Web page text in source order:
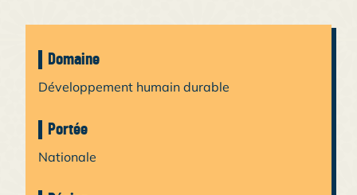
Domaine
Développement humain durable
Portée
Nationale